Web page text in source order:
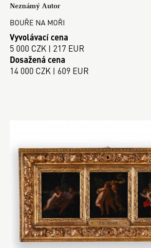
Neznámý Autor
BOUŘE NA MOŘI
Vyvolávací cena
5 000 CZK | 217 EUR
Dosažená cena
14 000 CZK | 609 EUR